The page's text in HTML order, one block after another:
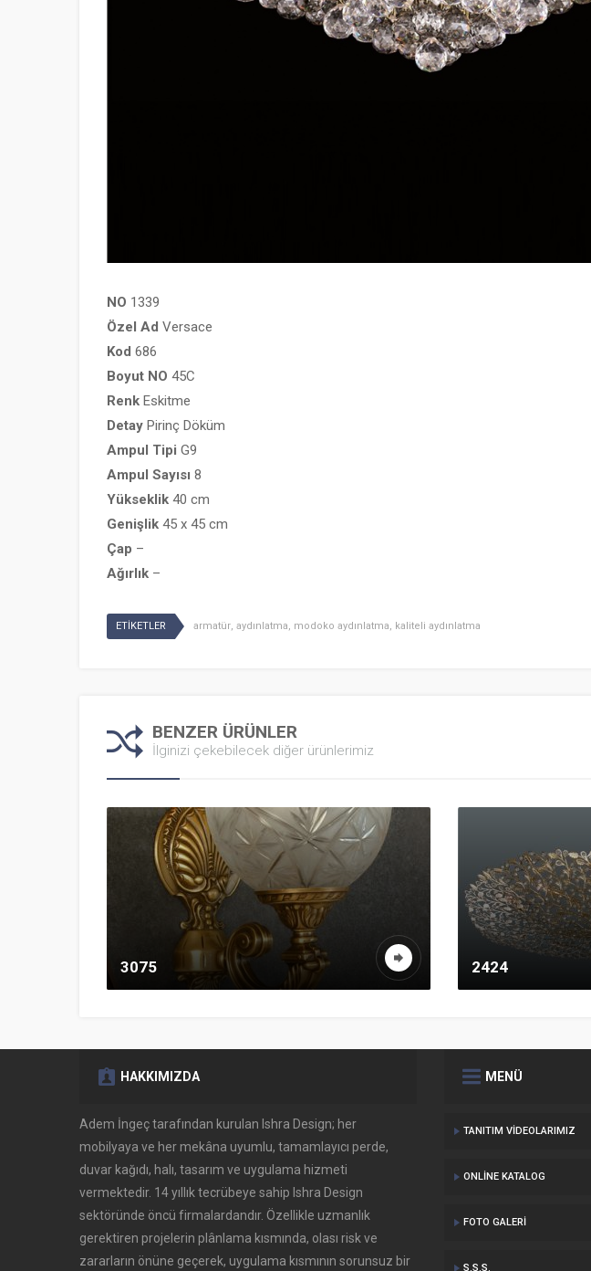
NO 1339
Özel Ad Versace
Kod 686
Boyut NO 45C
Renk Eskitme
Detay Pirinç Döküm
Ampul Tipi G9
Ampul Sayısı 8
Yükseklik 40 cm
Genişlik 45 x 45 cm
Çap –
Ağırlık –
ETİKETLER armatür, aydınlatma, modoko aydınlatma, kaliteli aydınlatma
BENZER ÜRÜNLER
İlginizi çekebilecek diğer ürünlerimiz
3075 2424
HAKKIMIZDA
Adem İngeç tarafından kurulan Ishra Design; her
mobilyaya ve her mekâna uyumlu, tamamlayıcı perde,
duvar kağıdı, halı, tasarım ve uygulama hizmeti
vermektedir. 14 yıllık tecrübeye sahip Ishra Design
sektöründe öncü firmalardandır. Özellikle uzmanlık
gerektiren projelerin plânlama kısmında, olası risk ve
zararların önüne geçerek, uygulama kısmının sorunsuz bir
MENÜ
TANITIM VIDEOLARIMIZ
ONLINE KATALOG
FOTO GALERI
S.S.S.